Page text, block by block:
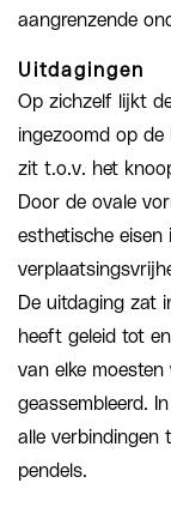
aangrenzende
Uitdagingen
Op zichzelf lijkt
ingezoomd op de
zit t.o.v. het
Door de ovale
esthetische eisen
De uitdaging zat
heeft geleid tot
van elke
geassembleerd.
alle verbindingen
pendels.